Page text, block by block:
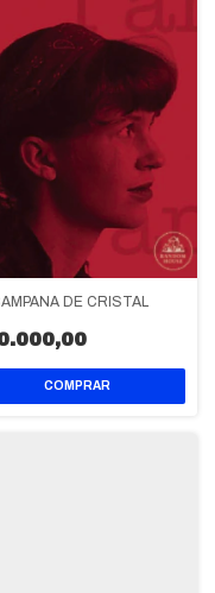
DE CRISTAL